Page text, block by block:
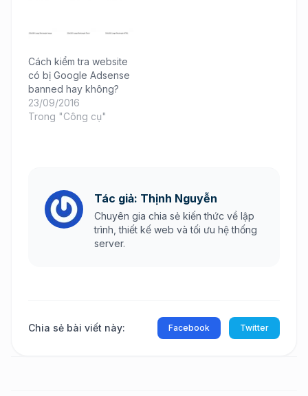
Cách kiểm tra website
có bị Google Adsense
banned hay không?
23/09/2016
Trong "Công cụ"
Tác giả: Thịnh Nguyễn
Chuyên gia chia sẻ kiến thức về lập
trình, thiết kế web và tối ưu hệ thống
server.
Chia sẻ bài viết này: Facebook Twitter